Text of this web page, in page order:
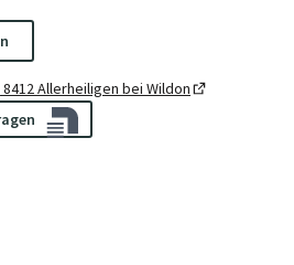
Allerheiligen bei Wildon